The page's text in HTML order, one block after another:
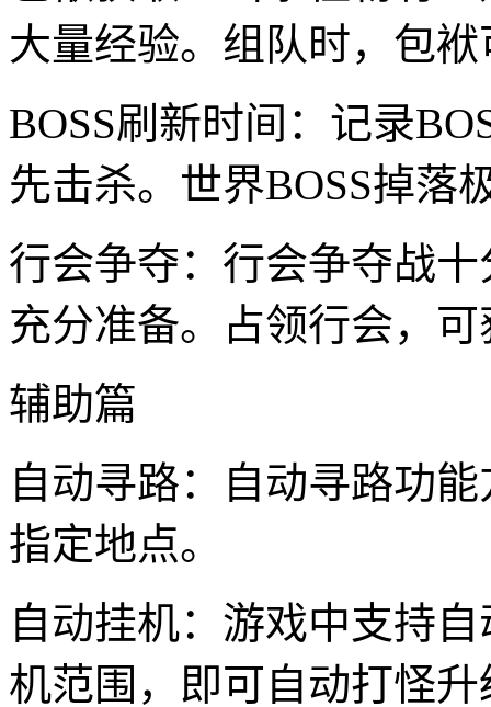
大量经验。组队时，包
BOSS刷新时间：记录
先击杀。世界BOSS掉落
行会争夺：行会争夺战
充分准备。占领行会，
辅助篇
自动寻路：自动寻路功
指定地点。
自动挂机：游戏中支持
机范围，即可自动打怪升